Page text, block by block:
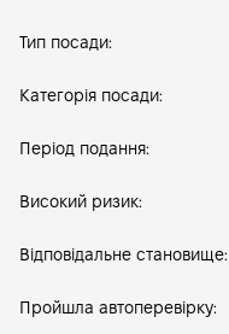
Тип посади:
Категорія посади:
Період подання:
Високий ризик:
Відповідальне становище:
Пройшла автоперевірку: